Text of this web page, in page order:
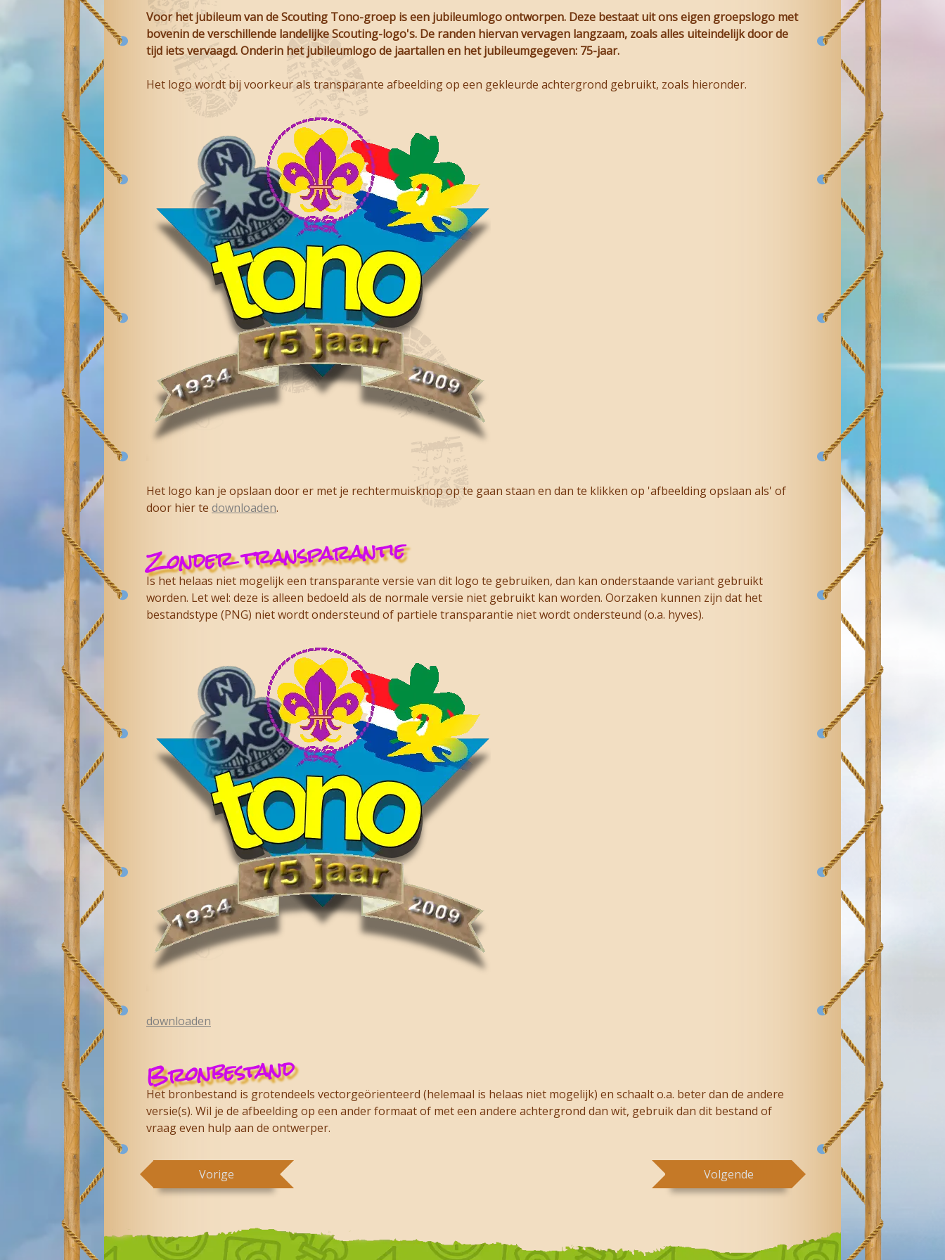
Voor het jubileum van de Scouting Tono-groep is een jubileumlogo ontworpen. Deze bestaat uit ons eigen groepslogo met
bovenin de verschillende landelijke Scouting-logo's. De randen hiervan vervagen langzaam, zoals alles uiteindelijk door de
tijd iets vervaagd. Onderin het jubileumlogo de jaartallen en het jubileumgegeven: 75-jaar.
Het logo wordt bij voorkeur als transparante afbeelding op een gekleurde achtergrond gebruikt, zoals hieronder.
Het logo kan je opslaan door er met je rechtermuisknop op te gaan staan en dan te klikken op 'afbeelding opslaan als' of
door hier te downloaden.
Zonder transparantie
Is het helaas niet mogelijk een transparante versie van dit logo te gebruiken, dan kan onderstaande variant gebruikt
worden. Let wel: deze is alleen bedoeld als de normale versie niet gebruikt kan worden. Oorzaken kunnen zijn dat het
bestandstype (PNG) niet wordt ondersteund of partiele transparantie niet wordt ondersteund (o.a. hyves).
downloaden
Bronbestand
Het bronbestand is grotendeels vectorgeörienteerd (helemaal is helaas niet mogelijk) en schaalt o.a. beter dan de andere
versie(s). Wil je de afbeelding op een ander formaat of met een andere achtergrond dan wit, gebruik dan dit bestand of
vraag even hulp aan de ontwerper.
Vorige Volgende